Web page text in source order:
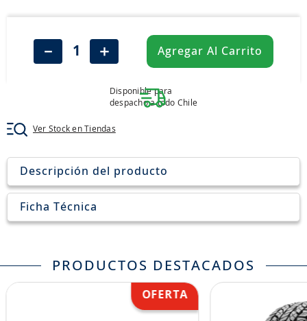
＋
－ Agregar Al Carrito
Disponible para
despacho a todo Chile
Ver Stock en Tiendas
Descripción del producto
Ficha Técnica
PRODUCTOS DESTACADOS
jockey john deere